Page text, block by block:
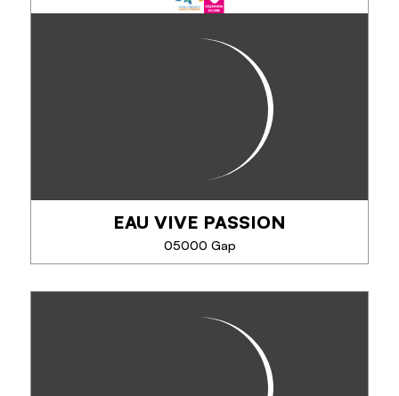
EAU VIVE PASSION
05000 Gap
Depuis plus de 38 ans, EVP – Eau Vive Passion
propose des activités encadrées par des guides
passionnés et diplômés : rafting, hydrospeed,
canyoning, Via Ferrata, escalade et VTT. Vivez...